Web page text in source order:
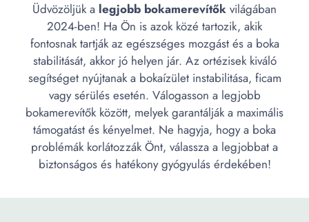
Üdvözöljük a legjobb bokamerevítők világában
2024-ben! Ha Ön is azok közé tartozik, akik
fontosnak tartják az egészséges mozgást és a boka
stabilitását, akkor jó helyen jár. Az ortézisek kiváló
segítséget nyújtanak a bokaízület instabilitása, ficam
vagy sérülés esetén. Válogasson a legjobb
bokamerevítők között, melyek garantálják a maximális
támogatást és kényelmet. Ne hagyja, hogy a boka
problémák korlátozzák Önt, válassza a legjobbat a
biztonságos és hatékony gyógyulás érdekében!